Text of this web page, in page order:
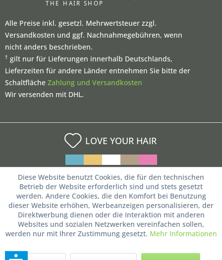
Alle Preise inkl. gesetzl. Mehrwertsteuer zzgl.
Versandkosten und ggf. Nachnahmegebühren, wenn
nicht anders beschrieben.
† gilt nur für Lieferungen innerhalb Deutschlands,
Lieferzeiten für andere Länder entnehmen Sie bitte der
Schaltfläche Zahlung und Versandkosten
Wir versenden mit DHL.
LOVE YOUR HAIR
Diese Website benutzt Cookies, die für den technischen
Betrieb der Website erforderlich sind und stets gesetzt
werden. Andere Cookies, die den Komfort bei Benutzung
dieser Website erhöhen, Werbeanzeigen personalisieren, der
Direktwerbung dienen oder die Interaktion mit anderen
Websites und sozialen Netzwerken vereinfachen sollen,
werden nur mit Ihrer Zustimmung gesetzt. Mehr Informationen